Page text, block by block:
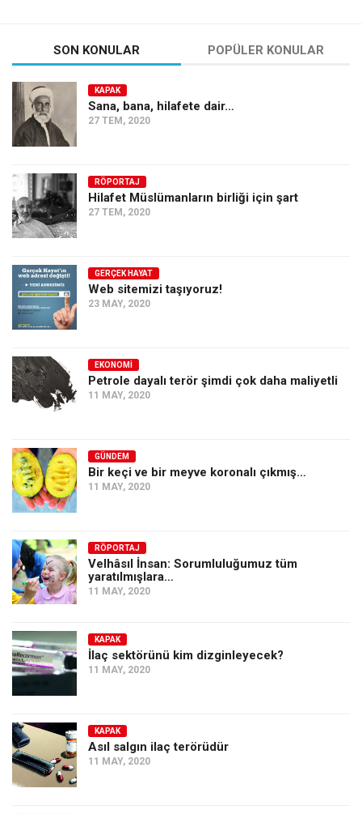
SON KONULAR POPÜLER KONULAR
KAPAK
Sana, bana, hilafete dair…
27 TEM, 2020
RÖPORTAJ
Hilafet Müslümanların birliği için şart
27 TEM, 2020
GERÇEK HAYAT
Web sitemizi taşıyoruz!
23 MAY, 2020
EKONOMI
Petrole dayalı terör şimdi çok daha maliyetli
11 MAY, 2020
GÜNDEM
Bir keçi ve bir meyve koronalı çıkmış…
11 MAY, 2020
RÖPORTAJ
Velhâsıl İnsan: Sorumluluğumuz tüm
yaratılmışlara…
11 MAY, 2020
KAPAK
İlaç sektörünü kim dizginleyecek?
11 MAY, 2020
KAPAK
Asıl salgın ilaç terörüdür
11 MAY, 2020